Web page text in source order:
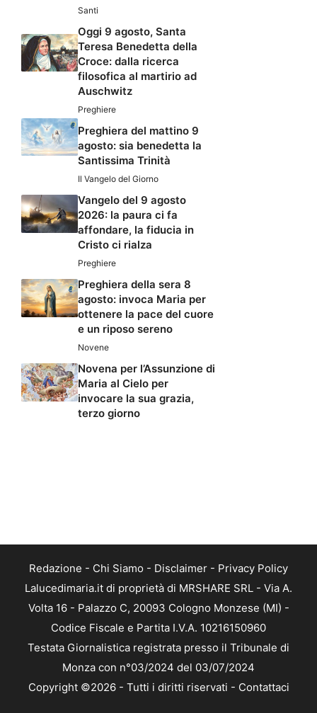
Santi
Oggi 9 agosto, Santa
Teresa Benedetta della
Croce: dalla ricerca
filosofica al martirio ad
Auschwitz
Preghiere
Preghiera del mattino 9
agosto: sia benedetta la
Santissima Trinità
Il Vangelo del Giorno
Vangelo del 9 agosto
2026: la paura ci fa
affondare, la fiducia in
Cristo ci rialza
Preghiere
Preghiera della sera 8
agosto: invoca Maria per
ottenere la pace del cuore
e un riposo sereno
Novene
Novena per l’Assunzione di
Maria al Cielo per
invocare la sua grazia,
terzo giorno
Redazione - Chi Siamo - Disclaimer - Privacy Policy
Lalucedimaria.it di proprietà di MRSHARE SRL - Via A.
Volta 16 - Palazzo C, 20093 Cologno Monzese (MI) -
Codice Fiscale e Partita I.V.A. 10216150960
Testata Giornalistica registrata presso il Tribunale di
Monza con n°03/2024 del 03/07/2024
Copyright ©2026 - Tutti i diritti riservati - Contattaci